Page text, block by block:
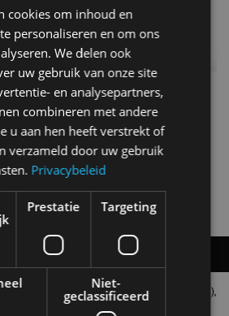
Mercedes-Benz
berichten
C-KLASSE ELECTRIC
OF EEN FABELTJE?
– Mercedes-Benz C-Klasse Electric (2026),
of doordacht?
cookies om inhoud en
personaliseren en om ons
We delen ook
uw gebruik van onze site
en analysepartners,
combineren met andere
u aan hen heeft verstrekt of
verzameld door uw gebruik
Privacybeleid
Prestatie Targeting
Niet-
geclassificeerd